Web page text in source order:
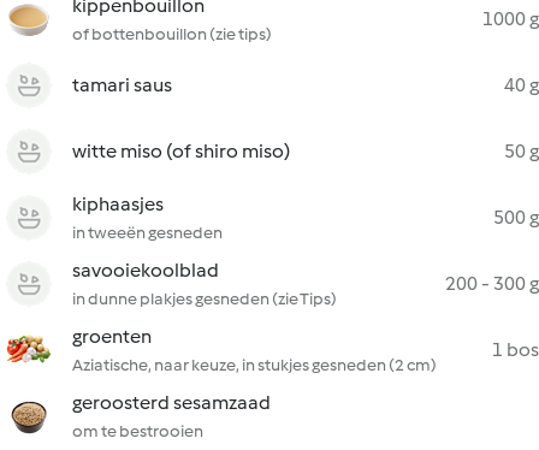
kippenbouillon
of bottenbouillon (zie tips)
1000 g
tamari saus 40 g
witte miso (of shiro miso) 50 g
kiphaasjes
in tweeën gesneden
500 g
savooiekoolblad
in dunne plakjes gesneden (zie Tips)
200 - 300 g
groenten
Aziatische, naar keuze, in stukjes gesneden (2 cm)
1 bos
geroosterd sesamzaad
om te bestrooien